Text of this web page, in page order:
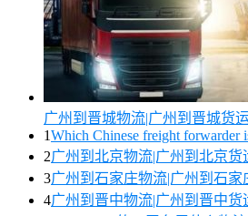
广州到晋城物流|广州到晋城货
1Which Chinese freight forwarder
2广州到北京物流|广州到北京货
3广州到石家庄物流|广州到石家
4广州到晋中物流|广州到晋中货